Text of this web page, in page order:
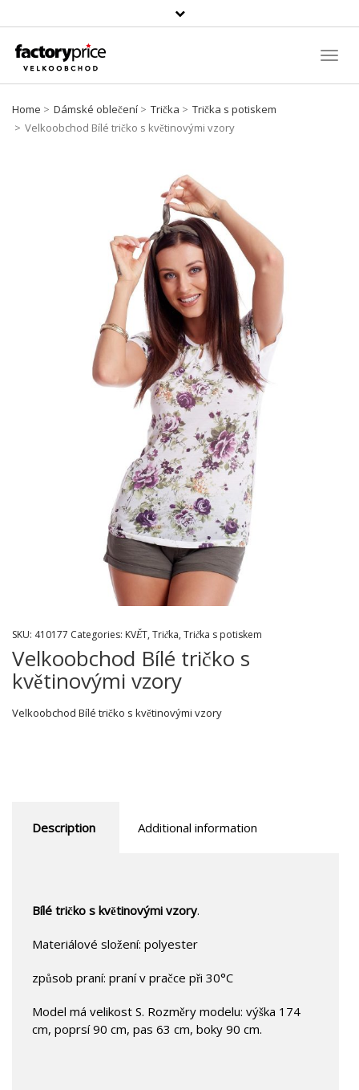
Vyhledávání
Home Dámské oblečení Trička
Trička s potiskem
Velkoobchod Bílé tričko s květinovými vzory
SKU: 410177 Categories: KVĚT, Trička, Trička s potiskem
Velkoobchod Bílé tričko s
květinovými vzory
Velkoobchod Bílé tričko s květinovými vzory
Description Additional information
Bílé tričko s květinovými vzory.
Materiálové složení: polyester
způsob praní: praní v pračce při 30°C
Model má velikost S. Rozměry modelu: výška 174
cm, poprsí 90 cm, pas 63 cm, boky 90 cm.